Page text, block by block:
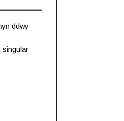
ddwy
singular